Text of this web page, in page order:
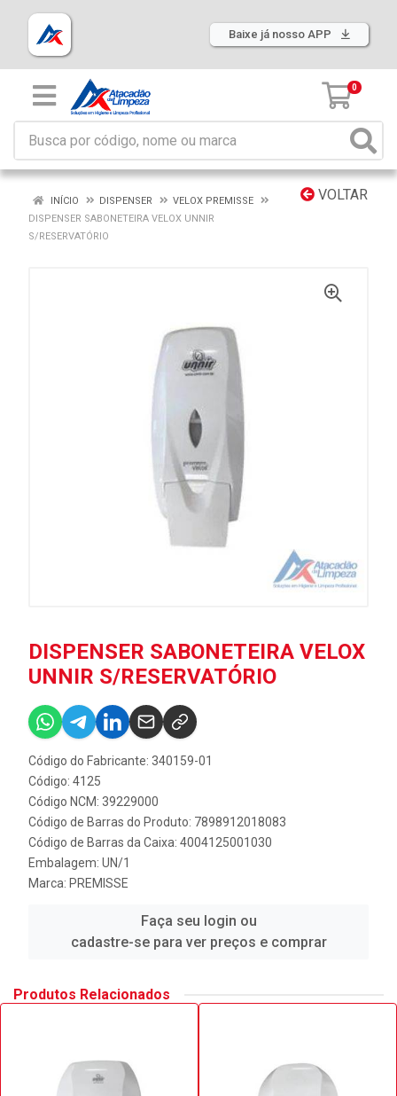
Baixe já nosso APP
0
VOLTAR
INÍCIO DISPENSER
VELOX PREMISSE
DISPENSER SABONETEIRA VELOX UNNIR
S/RESERVATÓRIO
DISPENSER SABONETEIRA VELOX
UNNIR S/RESERVATÓRIO
Código do Fabricante: 340159-01
Código: 4125
Código NCM: 39229000
Código de Barras do Produto: 7898912018083
Código de Barras da Caixa: 4004125001030
Embalagem: UN/1
Marca: PREMISSE
Faça seu login ou
cadastre-se para ver preços e comprar
Produtos Relacionados